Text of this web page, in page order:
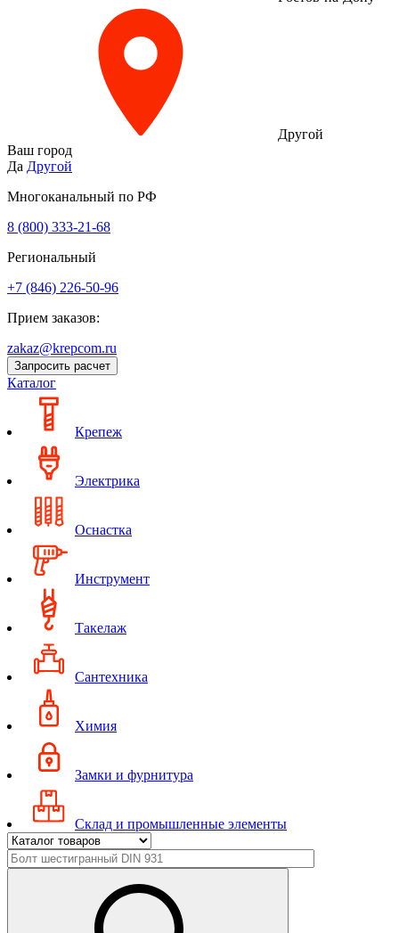
Другой
Ваш город
Да Другой
Многоканальный по РФ
8 (800) 333‑21-68
Региональный
+7 (846) 226-50-96
Прием заказов:
zakaz@krepcom.ru
Запросить расчет
Каталог
Крепеж
Электрика
Оснастка
Инструмент
Такелаж
Сантехника
Химия
Замки и фурнитура
Склад и промышленные элементы